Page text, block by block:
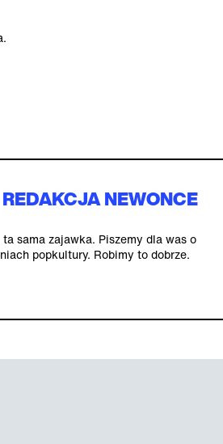
REDAKCJA NEWONCE
sama zajawka. Piszemy dla was o
popkultury. Robimy to dobrze.